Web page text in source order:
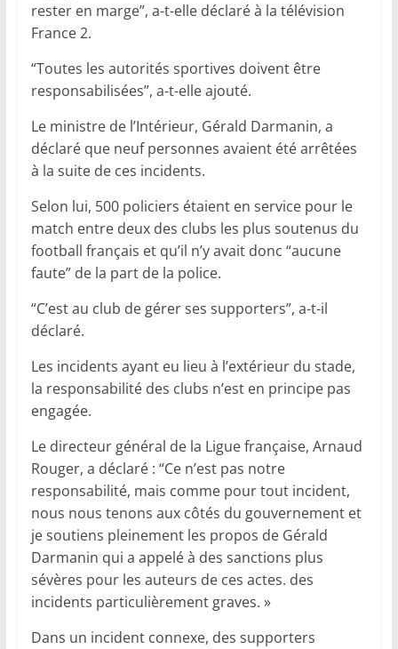
rester en marge”, a-t-elle déclaré à la télévision
France 2.
“Toutes les autorités sportives doivent être
responsabilisées”, a-t-elle ajouté.
Le ministre de l’Intérieur, Gérald Darmanin, a
déclaré que neuf personnes avaient été arrêtées
à la suite de ces incidents.
Selon lui, 500 policiers étaient en service pour le
match entre deux des clubs les plus soutenus du
football français et qu’il n’y avait donc “aucune
faute” de la part de la police.
“C’est au club de gérer ses supporters”, a-t-il
déclaré.
Les incidents ayant eu lieu à l’extérieur du stade,
la responsabilité des clubs n’est en principe pas
engagée.
Le directeur général de la Ligue française, Arnaud
Rouger, a déclaré : “Ce n’est pas notre
responsabilité, mais comme pour tout incident,
nous nous tenons aux côtés du gouvernement et
je soutiens pleinement les propos de Gérald
Darmanin qui a appelé à des sanctions plus
sévères pour les auteurs de ces actes. des
incidents particulièrement graves. »
Dans un incident connexe, des supporters